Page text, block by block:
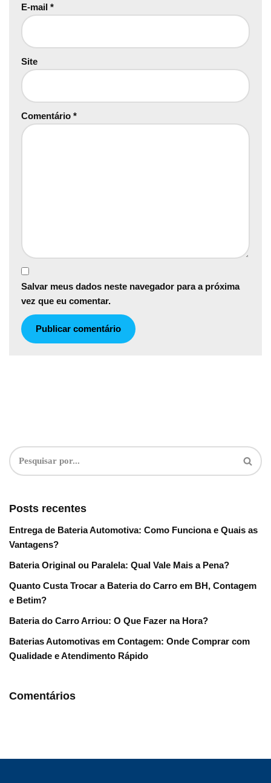
E-mail *
Site
Comentário *
Salvar meus dados neste navegador para a próxima
vez que eu comentar.
Posts recentes
Entrega de Bateria Automotiva: Como Funciona e Quais as
Vantagens?
Bateria Original ou Paralela: Qual Vale Mais a Pena?
Quanto Custa Trocar a Bateria do Carro em BH, Contagem
e Betim?
Bateria do Carro Arriou: O Que Fazer na Hora?
Baterias Automotivas em Contagem: Onde Comprar com
Qualidade e Atendimento Rápido
Comentários